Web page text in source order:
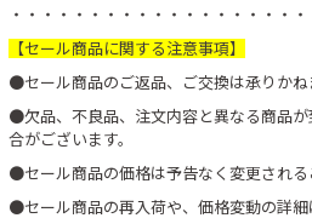
・・・・・・・・・・・・・・・・・・・
【セール商品に関する注意事項】
●セール商品のご返品、ご交換は承りかね
●欠品、不良品、注文内容と異なる商品
合がございます。
●セール商品の価格は予告なく変更される
●セール商品の再入荷や、価格変動の詳